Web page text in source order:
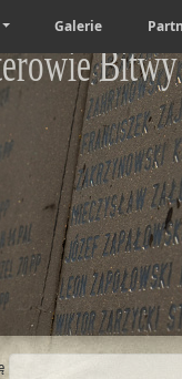
Galerie